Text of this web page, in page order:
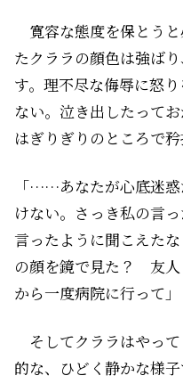
寛容な態度を保とう
たクララの顔色は強ば
す。理不尽な侮辱に怒
ない。泣き出したって
はぎりぎりのところで矜
「……あなたが心底迷
けない。さっき私の言
言ったように聞こえた
の顔を鏡で見た？ 友人
から一度病院に行って」
そしてクララはやっ
的な、ひどく静かな様子